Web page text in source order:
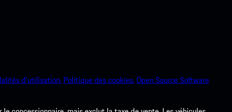
d’utilisation. Politique des cookies.Open Source Software